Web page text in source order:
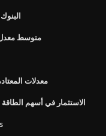
متوسط ​​معدل
معدلات
الاستثمار في أسهم الطاقة